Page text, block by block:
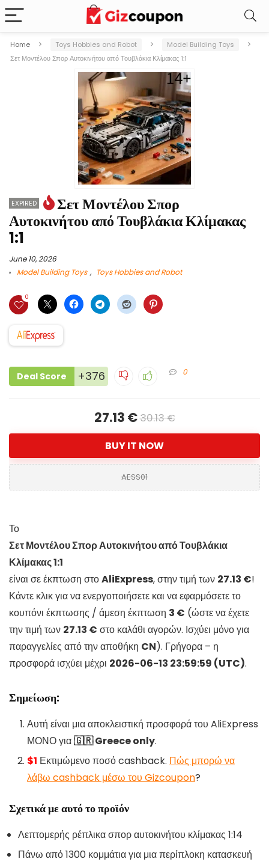
Home Toys Hobbies and Robot
Model Building Toys
Σετ Μοντέλου Σπορ Αυτοκινήτου από Τουβλάκια Κλίμακας 1:1
EXPIRED
Σετ Μοντέλου Σπορ
Αυτοκινήτου από Τουβλάκια Κλίμακας
1:1
June 10, 2026
Model Building Toys , Toys Hobbies and Robot
0
Deal Score +376 0
27.13 €30.13 €
BUY IT NOW
AESS01
Το
Σετ Μοντέλου Σπορ Αυτοκινήτου από Τουβλάκια
Κλίμακας 1:1
είναι σε έκπτωση στοAliExpress, στην τιμή των 27.13 €!
Κάντε κλικ για να ενεργοποιήσετε και να εφαρμόσετε το
κουπόνι έκπτωσης / άμεση έκπτωση 3 € (ώστε να έχετε
την τιμή των 27.13 € στο καλάθι αγορών. Ισχύει μόνο για
παραγγελίες από την αποθήκη CN). Γρήγορα – η
προσφορά ισχύει μέχρι 2026-06-13 23:59:59 (UTC).
Σημείωση:
Αυτή είναι μια αποκλειστική προσφορά του AliExpress
ΜΟΝΟ για🇬🇷 Greece only.
$1 Εκτιμώμενο ποσό cashback. Πώς μπορώ να
λάβω cashback μέσω του Gizcoupon?
Σχετικά με αυτό το προϊόν
Λεπτομερής ρέπλικα σπορ αυτοκινήτου κλίμακας 1:14
Πάνω από 1300 κομμάτια για μια περίπλοκη κατασκευή